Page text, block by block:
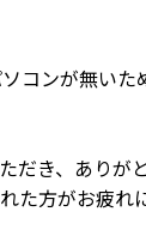
コンが無いた
き、ありが
方がお疲れ